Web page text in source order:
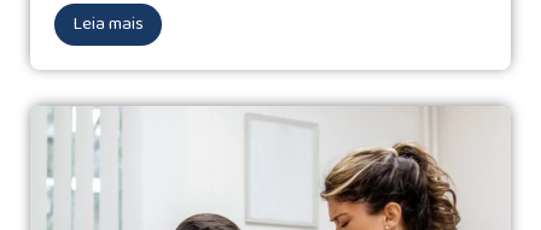
Leia mais